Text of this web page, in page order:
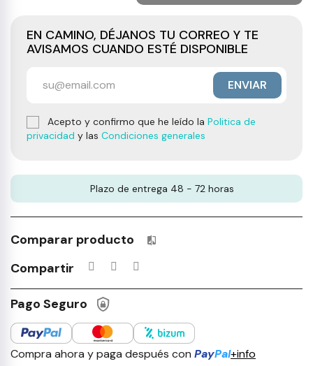
EN CAMINO, DÉJANOS TU CORREO Y TE
AVISAMOS CUANDO ESTÉ DISPONIBLE
ENVIAR
Acepto y confirmo que he leído la Politica de
privacidad y las Condiciones generales
Plazo de entrega 48 - 72 horas
Comparar producto Productos incluidos en tu lista
Compartir
Pago Seguro
Compra ahora y paga después con PayPal+info